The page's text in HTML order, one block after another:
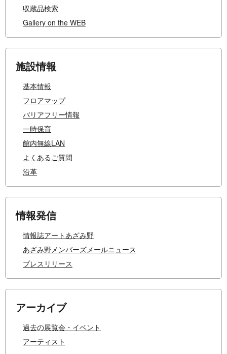
収蔵品検索
Gallery on the WEB
施設情報
基本情報
フロアマップ
バリアフリー情報
一時保育
館内無線LAN
よくあるご質問
沿革
情報発信
情報誌アートあざみ野
あざみ野メンバーズメールニュース
プレスリリース
アーカイブ
過去の展覧会・イベント
アーティスト